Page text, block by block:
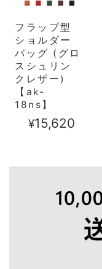
フラップ型
ショルダー
バッグ (グロ
スシュリン
クレザー)
【ak-
18ns】
¥15,620